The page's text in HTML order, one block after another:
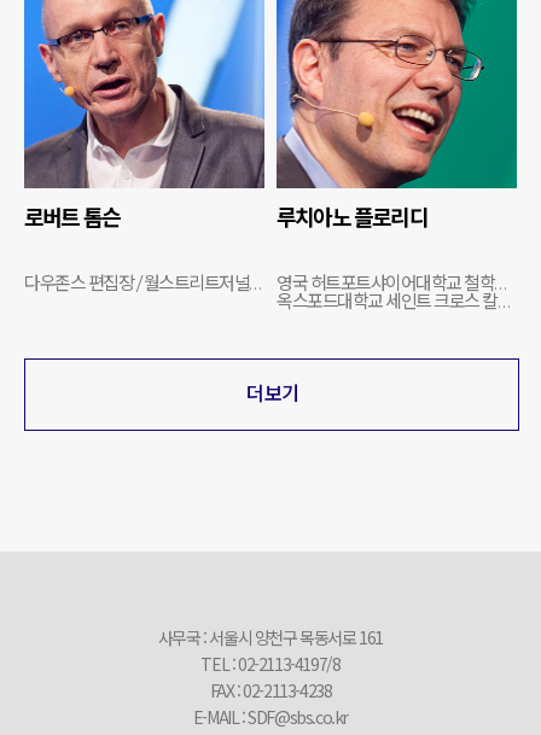
로버트 톰슨
다우존스 편집장 / 월스트리트저널 편집국장
루치아노 플로리디
영국 허트포트샤이어대학교 철학과 교수
옥스포드대학교 세인트 크로스 칼리지 펠로우
더 보기
사무국 : 서울시 양천구 목동서로 161
TEL : 02-2113-4197/8
FAX : 02-2113-4238
E-MAIL :SDF@sbs.co.kr